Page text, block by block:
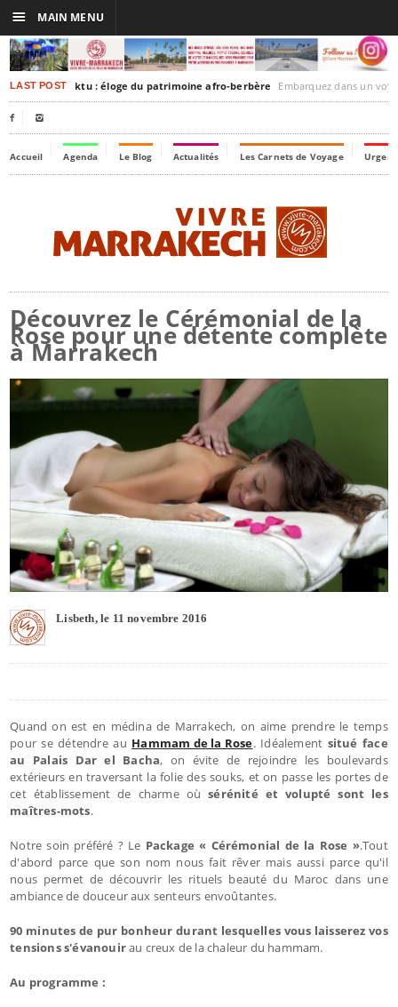
LAST POSTTimbuktu : éloge du patrimoine afro-berbère Embarquez dans un voyage culturel dans le
 
Accueil Agenda Le Blog Actualités Les Carnets de Voyage
Découvrez le Cérémonial de la
Rose pour une détente complète
à Marrakech
Lisbeth, le 11 novembre 2016
Quand on est en médina de Marrakech, on aime prendre le temps
pour se détendre au Hammam de la Rose. Idéalement situé face
au Palais Dar el Bacha, on évite de rejoindre les boulevards
extérieurs en traversant la folie des souks, et on passe les portes de
cet établissement de charme oùsérénité et volupté sont les
maîtres-mots.
Notre soin préféré ? Le Package « Cérémonial de la Rose ».Tout
d'abord parce que son nom nous fait rêver mais aussi parce qu'il
nous permet de découvrir les rituels beauté du Maroc dans une
ambiance de douceur aux senteurs envoûtantes.
90 minutes de pur bonheur durant lesquelles vous laisserez vos
tensions s'évanouirau creux de la chaleur du hammam.
Au programme :
☰ MAIN MENU